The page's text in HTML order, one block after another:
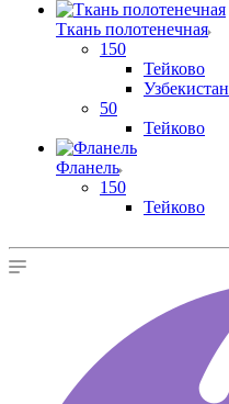
Ткань полотенечная
150
Тейково
Узбекистан
50
Тейково
Фланель
150
Тейково